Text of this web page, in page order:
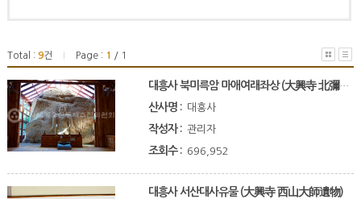
Total : 9건 Page : 1 / 1
대흥사 북미륵암 마애여래좌상 (大興寺 北彌勒庵 磨崖如來坐像)
산사명 : 대흥사
작성자 : 관리자
조회수 : 696,952
대흥사 서산대사유물 (大興寺 西山大師遺物)